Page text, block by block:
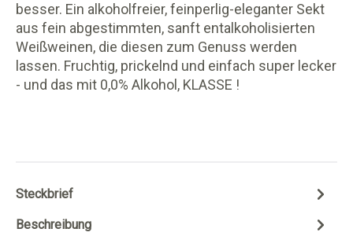
besser. Ein alkoholfreier, feinperlig-eleganter Sekt
aus fein abgestimmten, sanft entalkoholisierten
Weißweinen, die diesen zum Genuss werden
lassen. Fruchtig, prickelnd und einfach super lecker
- und das mit 0,0% Alkohol, KLASSE !
Steckbrief
Beschreibung